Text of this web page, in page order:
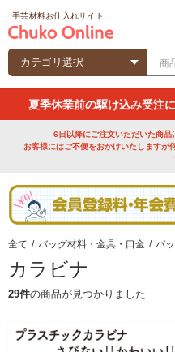
手芸材料お仕入れサイト
夏季休業前の駆け込み受注
6日以降にご注文いただいた商品
お客様にはご不便をおかけいたしますが
全て / バッグ材料・金具・口金 / バ
カラビナ
29件の商品が見つかりました